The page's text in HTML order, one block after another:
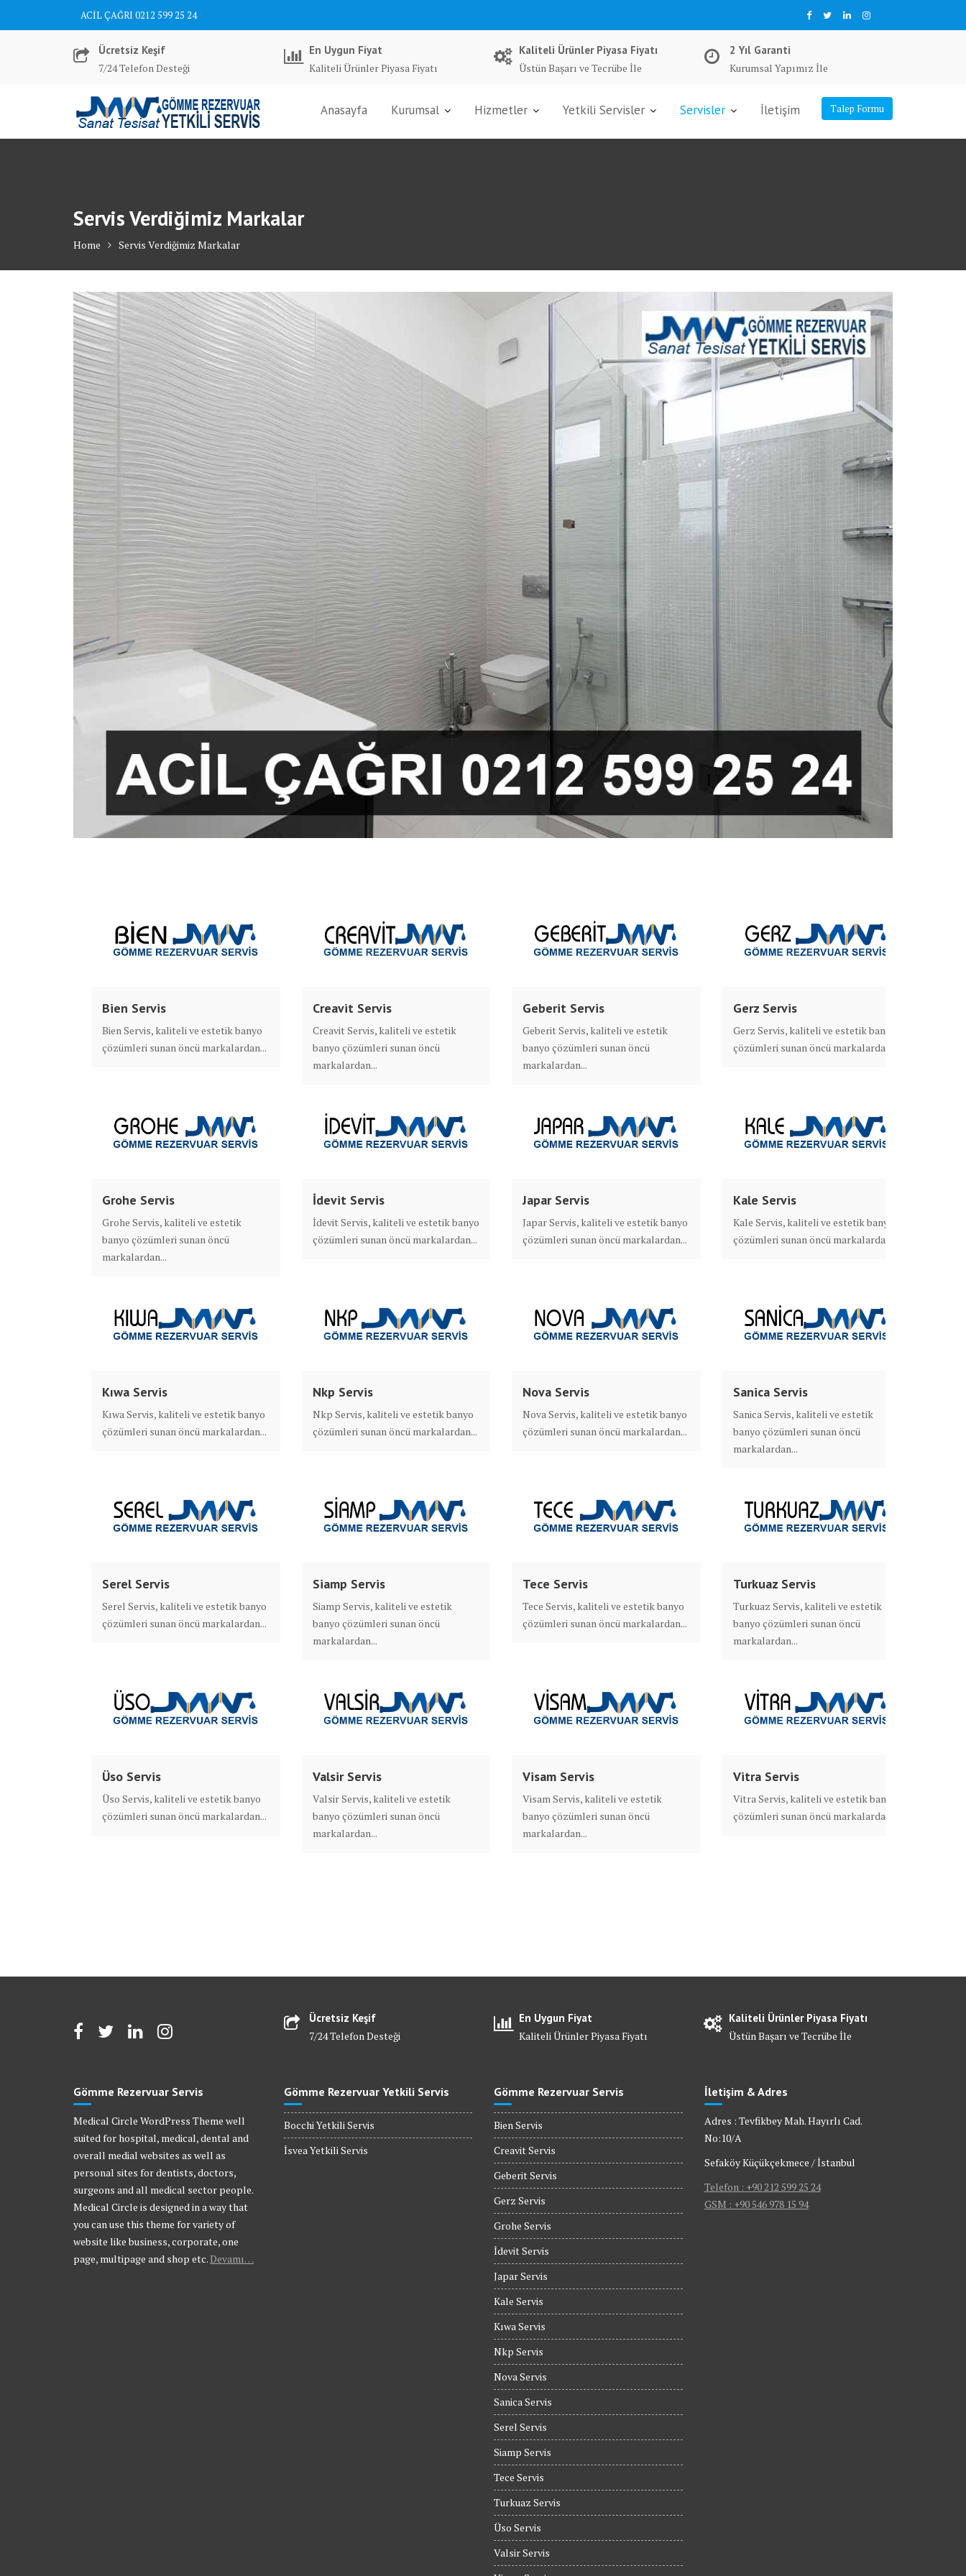
ACİL ÇAĞRI 0212 599 25 24
Ücretsiz Keşif
7/24 Telefon Desteği
En Uygun Fiyat
Kaliteli Ürünler Piyasa Fiyatı
Kaliteli Ürünler Piyasa Fiyatı
Üstün Başarı ve Tecrübe İle
2 Yıl Garanti
Kurumsal Yapımız İle
Talep Formu
Anasayfa Kurumsal Hizmetler Yetkili Servisler Servisler İletişim
Servis Verdiğimiz Markalar
Home Servis Verdiğimiz Markalar
Bien Servis
Bien Servis, kaliteli ve estetik banyo
çözümleri sunan öncü markalardan...
Creavit Servis
Creavit Servis, kaliteli ve estetik
banyo çözümleri sunan öncü
markalardan...
Geberit Servis
Geberit Servis, kaliteli ve estetik
banyo çözümleri sunan öncü
markalardan...
Gerz Servis
Gerz Servis, kaliteli ve estetik banyo
çözümleri sunan öncü markalardan...
Grohe Servis
Grohe Servis, kaliteli ve estetik
banyo çözümleri sunan öncü
markalardan...
İdevit Servis
İdevit Servis, kaliteli ve estetik banyo
çözümleri sunan öncü markalardan...
Japar Servis
Japar Servis, kaliteli ve estetik banyo
çözümleri sunan öncü markalardan...
Kale Servis
Kale Servis, kaliteli ve estetik banyo
çözümleri sunan öncü markalardan...
Kıwa Servis
Kıwa Servis, kaliteli ve estetik banyo
çözümleri sunan öncü markalardan...
Nkp Servis
Nkp Servis, kaliteli ve estetik banyo
çözümleri sunan öncü markalardan...
Nova Servis
Nova Servis, kaliteli ve estetik banyo
çözümleri sunan öncü markalardan...
Sanica Servis
Sanica Servis, kaliteli ve estetik
banyo çözümleri sunan öncü
markalardan...
Serel Servis
Serel Servis, kaliteli ve estetik banyo
çözümleri sunan öncü markalardan...
Siamp Servis
Siamp Servis, kaliteli ve estetik
banyo çözümleri sunan öncü
markalardan...
Tece Servis
Tece Servis, kaliteli ve estetik banyo
çözümleri sunan öncü markalardan...
Turkuaz Servis
Turkuaz Servis, kaliteli ve estetik
banyo çözümleri sunan öncü
markalardan...
Üso Servis
Üso Servis, kaliteli ve estetik banyo
çözümleri sunan öncü markalardan...
Valsir Servis
Valsir Servis, kaliteli ve estetik
banyo çözümleri sunan öncü
markalardan...
Visam Servis
Visam Servis, kaliteli ve estetik
banyo çözümleri sunan öncü
markalardan...
Vitra Servis
Vitra Servis, kaliteli ve estetik banyo
çözümleri sunan öncü markalardan...
Ücretsiz Keşif
7/24 Telefon Desteği
En Uygun Fiyat
Kaliteli Ürünler Piyasa Fiyatı
Kaliteli Ürünler Piyasa Fiyatı
Üstün Başarı ve Tecrübe İle
Gömme Rezervuar Servis
Medical Circle WordPress Theme well
suited for hospital, medical, dental and
overall medial websites as well as
personal sites for dentists, doctors,
surgeons and all medical sector people.
Medical Circle is designed in a way that
you can use this theme for variety of
website like business, corporate, one
page, multipage and shop etc. Devamı…
Gömme Rezervuar Yetkili Servis
Bocchi Yetkili Servis
İsvea Yetkili Servis
Gömme Rezervuar Servis
Bien Servis
Creavit Servis
Geberit Servis
Gerz Servis
Grohe Servis
İdevit Servis
Japar Servis
Kale Servis
Kıwa Servis
Nkp Servis
Nova Servis
Sanica Servis
Serel Servis
Siamp Servis
Tece Servis
Turkuaz Servis
Üso Servis
Valsir Servis
İletişim & Adres
Adres : Tevfikbey Mah. Hayırlı Cad.
No:10/A
Sefaköy Küçükçekmece / İstanbul
Telefon : +90 212 599 25 24
GSM : +90 546 978 15 94